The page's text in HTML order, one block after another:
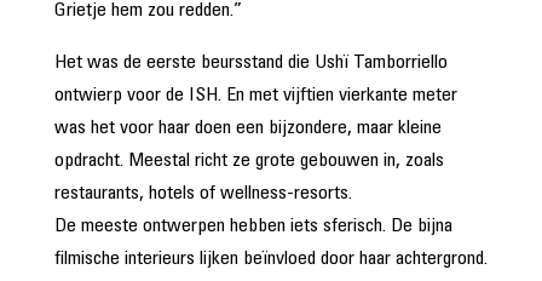
Grietje hem zou redden.”
Het was de eerste beursstand die Ushï Tamborriello
ontwierp voor de ISH. En met vijftien vierkante meter
was het voor haar doen een bijzondere, maar kleine
opdracht. Meestal richt ze grote gebouwen in, zoals
restaurants, hotels of wellness-resorts.
De meeste ontwerpen hebben iets sferisch. De bijna
filmische interieurs lijken beïnvloed door haar achtergrond.